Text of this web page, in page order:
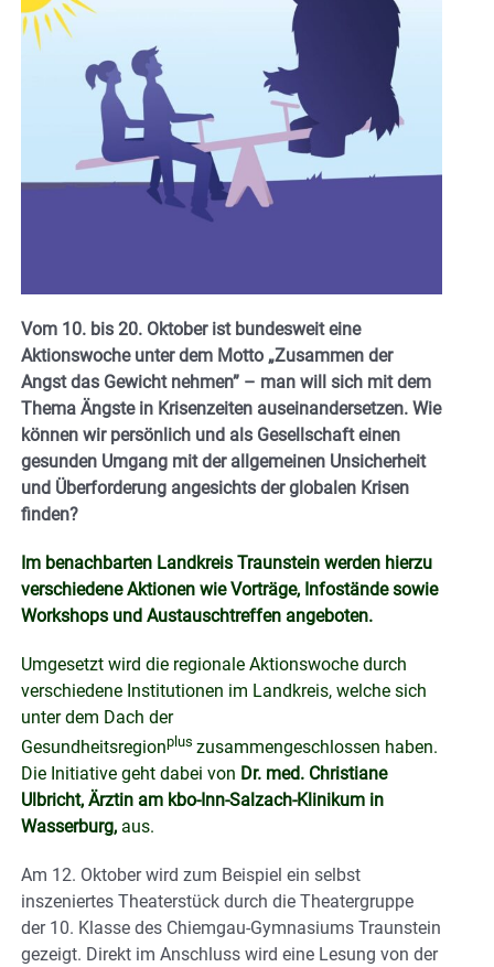
Vom 10. bis 20. Oktober ist bundesweit eine
Aktionswoche unter dem Motto „Zusammen der
Angst das Gewicht nehmen” – man will sich mit dem
Thema Ängste in Krisenzeiten auseinandersetzen. Wie
können wir persönlich und als Gesellschaft einen
gesunden Umgang mit der allgemeinen Unsicherheit
und Überforderung angesichts der globalen Krisen
finden?
Im benachbarten Landkreis Traunstein werden hierzu
verschiedene Aktionen wie Vorträge, Infostände sowie
Workshops und Austauschtreffen angeboten.
Umgesetzt wird die regionale Aktionswoche durch
verschiedene Institutionen im Landkreis, welche sich
unter dem Dach der
Gesundheitsregionplus zusammengeschlossen haben.
Die Initiative geht dabei von Dr. med. Christiane
Ulbricht, Ärztin am kbo-Inn-Salzach-Klinikum in
Wasserburg, aus.
Am 12. Oktober wird zum Beispiel ein selbst
inszeniertes Theaterstück durch die Theatergruppe
der 10. Klasse des Chiemgau-Gymnasiums Traunstein
gezeigt. Direkt im Anschluss wird eine Lesung von der